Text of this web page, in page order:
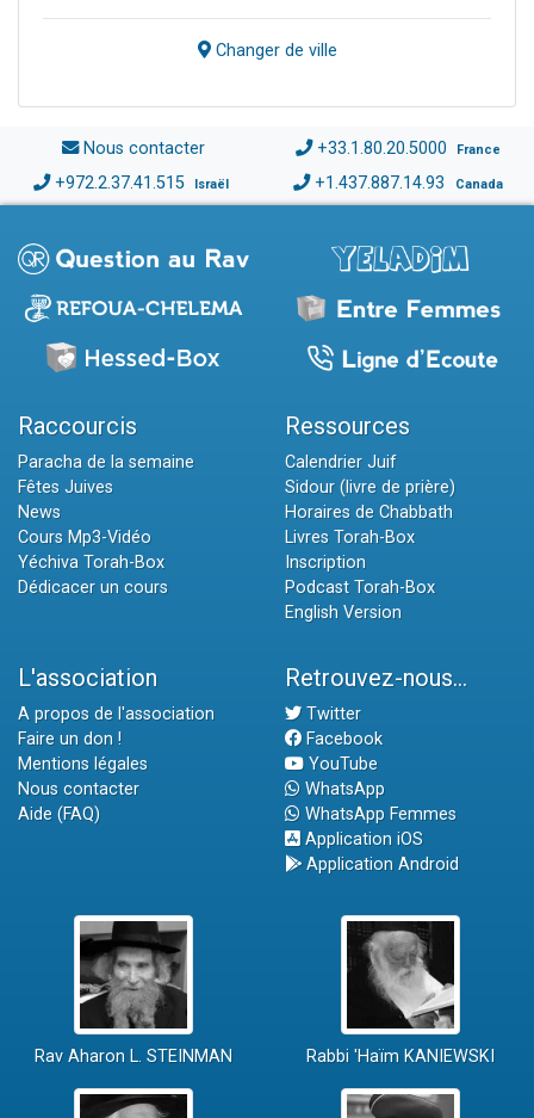
Changer de ville
Nous contacter +33.1.80.20.5000 France
+972.2.37.41.515 Israël +1.437.887.14.93 Canada
Raccourcis
Paracha de la semaine
Fêtes Juives
News
Cours Mp3-Vidéo
Yéchiva Torah-Box
Dédicacer un cours
Ressources
Calendrier Juif
Sidour (livre de prière)
Horaires de Chabbath
Livres Torah-Box
Inscription
Podcast Torah-Box
English Version
L'association
A propos de l'association
Faire un don !
Mentions légales
Nous contacter
Aide (FAQ)
Retrouvez-nous...
Twitter
Facebook
YouTube
WhatsApp
WhatsApp Femmes
Application iOS
Application Android
Rav Aharon L. STEINMAN Rabbi 'Haïm KANIEWSKI